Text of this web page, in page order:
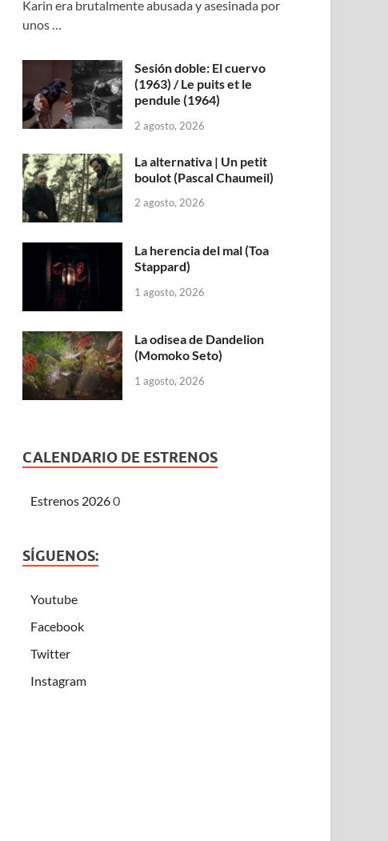
Karin era brutalmente abusada y asesinada por
unos …
Sesión doble: El cuervo
(1963) / Le puits et le
pendule (1964)
2 agosto, 2026
La alternativa | Un petit
boulot (Pascal Chaumeil)
2 agosto, 2026
La herencia del mal (Toa
Stappard)
1 agosto, 2026
La odisea de Dandelion
(Momoko Seto)
1 agosto, 2026
CALENDARIO DE ESTRENOS
Estrenos 20260
SÍGUENOS:
Youtube
Facebook
Twitter
Instagram